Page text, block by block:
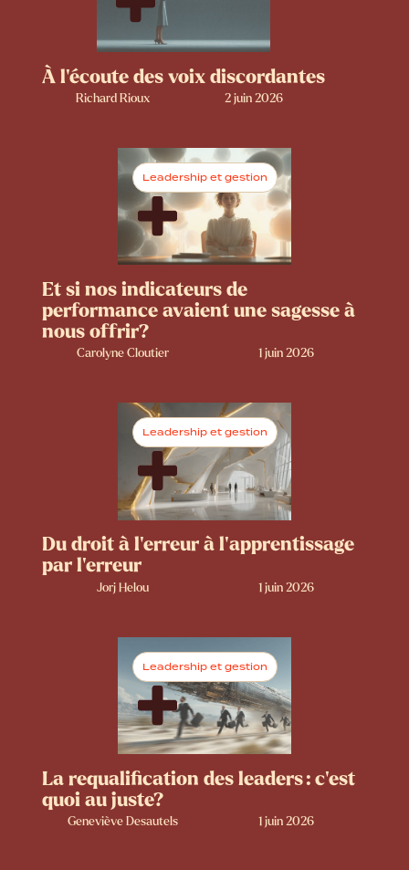
À l’écoute des voix discordantes
Richard Rioux 2 juin 2026
Leadership et gestion
Et si nos indicateurs de
performance avaient une sagesse à
nous offrir?
Carolyne Cloutier 1 juin 2026
Leadership et gestion
Du droit à l’erreur à l’apprentissage
par l’erreur
Jorj Helou 1 juin 2026
Leadership et gestion
La requalification des leaders : c’est
quoi au juste?
Geneviève Desautels 1 juin 2026